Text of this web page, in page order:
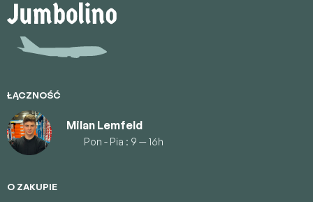
o
ŁĄCZNOŚĆ
Milan Lemfeld
Pon - Pia : 9 — 16h
O ZAKUPIE